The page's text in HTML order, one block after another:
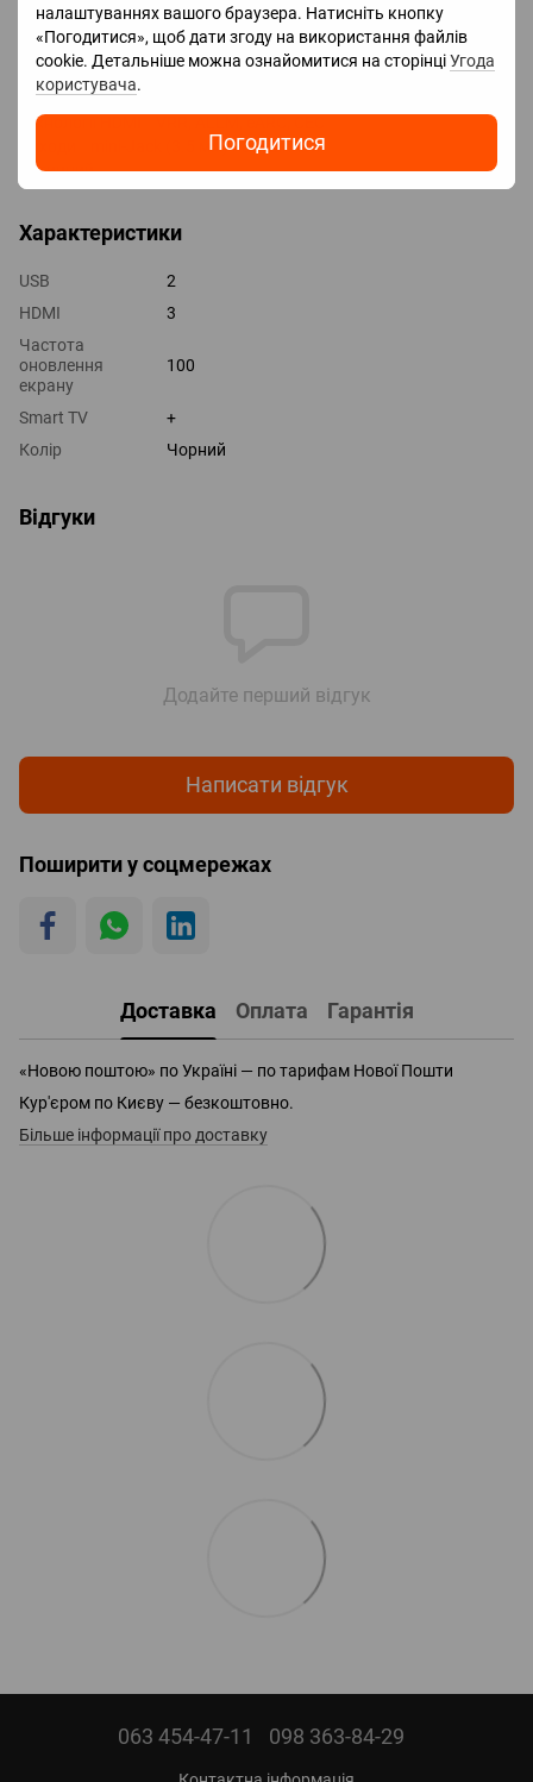
налаштуваннях вашого браузера. Натисніть кнопку
«Погодитися», щоб дати згоду на використання файлів
cookie. Детальніше можна ознайомитися на сторінціУгода
користувача.
Погодитися
Входи USB 2 шт
HDMI 4 шт
Версія HDMI v 2.1
Технології HDMI VRR, ALLM, eARC, CEC
Виходи mini-Jack (3.5 мм) навушники
оптичний
Характеристики
USB
2
HDMI
3
Частота
оновлення
екрану
100
Smart TV
+
Колір
Чорний
Відгуки
Додайте перший відгук
Написати відгук
Поширити у соцмережах
Доставка Оплата Гарантія
«Новою поштою» по Україні — по тарифам Нової Пошти
Кур'єром по Києву — безкоштовно.
Більше інформації про доставку
063 454-47-11 098 363-84-29